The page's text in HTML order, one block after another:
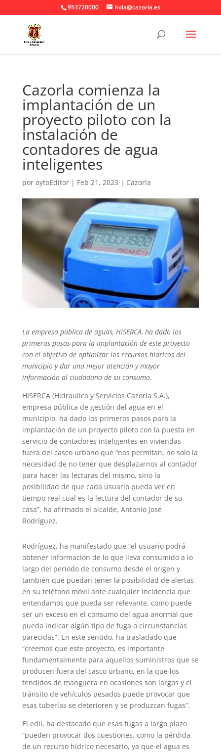
953720000 hola@cazorla.es
Cazorla comienza la
implantación de un
proyecto piloto con la
instalación de
contadores de agua
inteligentes
por aytoEditor| Feb 21, 2023 | Cazorla
La empresa pública de aguas, HISERCA, ha dado los
primeros pasos para la implantación de este proyecto
con el objetivo de optimizar los recursos hídricos del
municipio y dar una mejor atención y mayor
información al ciudadano de su consumo.
HISERCA (Hidraulica y Servicios Cazorla S.A.),
empresa pública de gestión del agua en el
municipio, ha dado los primeros pasos para la
implantación de un proyecto piloto con la puesta en
servicio de contadores inteligentes en viviendas
fuera del casco urbano que “nos permitan, no solo la
necesidad de no tener que desplazarnos al contador
para hacer las lecturas del mismo, sino la
posibilidad de que cada usuario pueda ver en
tiempo real cual es la lectura del contador de su
casa”, ha afirmado el alcalde, Antonio José
Rodríguez.
Rodríguez, ha manifestado que “el usuario podrá
obtener información de lo que lleva consumido a lo
largo del periodo de consumo desde el origen y
también que puedan tener la posibilidad de alertas
en su teléfono móvil ante cualquier incidencia que
entendamos que pueda ser relevante, como puede
ser un exceso en el consumo del agua anormal que
pueda indicar algún tipo de fuga o circunstancias
parecidas”. En este sentido, ha trasladado que
“creemos que este proyecto, es importante
fundamentalmente para aquellos suministros que se
producen fuera del casco urbano, en la que los
tendidos de manguera en ocasiones son largos y el
tránsito de vehículos pesados puede provocar que
esas tuberías se deterioren y se produzcan fugas”.
El edil, ha destacado que esas fugas a largo plazo
“pueden provocar dos cuestiones, como la pérdida
de un recurso hídrico necesario, ya que el agua es